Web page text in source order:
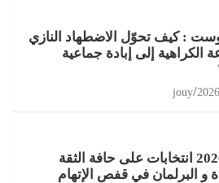
: كيف تحوّل الاضطهاد النازي
الكراهية إلى إبادة جماعية
jouy
مغرب 2026 انتخابات على حافة الثقة
و البرلمان في قفص الإتهام